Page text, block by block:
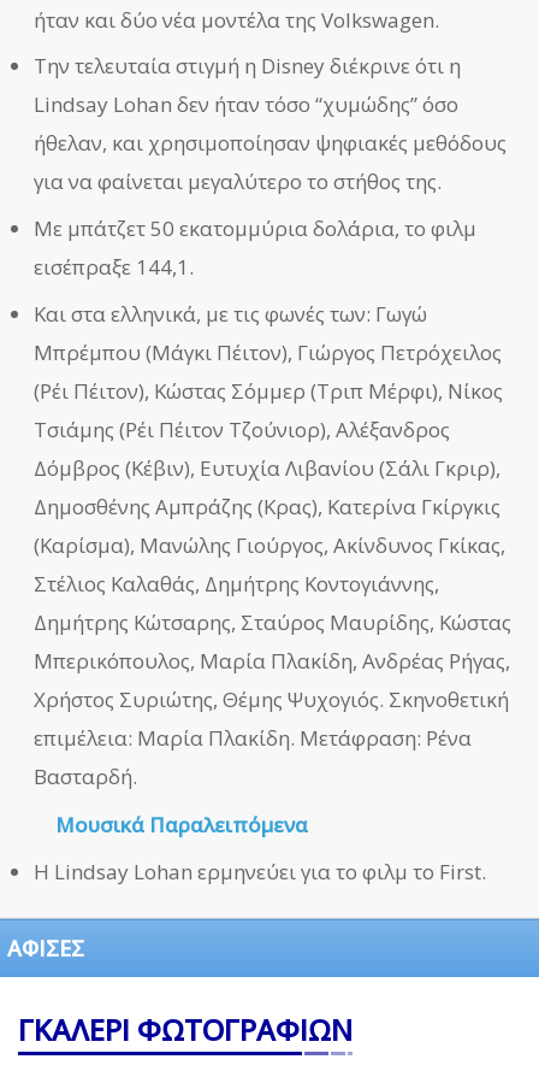
ήταν και δύο νέα μοντέλα της Volkswagen.
Την τελευταία στιγμή η Disney διέκρινε ότι η
Lindsay Lohan δεν ήταν τόσο “χυμώδης” όσο
ήθελαν, και χρησιμοποίησαν ψηφιακές μεθόδους
για να φαίνεται μεγαλύτερο το στήθος της.
Με μπάτζετ 50 εκατομμύρια δολάρια, το φιλμ
εισέπραξε 144,1.
Και στα ελληνικά, με τις φωνές των: Γωγώ
Μπρέμπου (Μάγκι Πέιτον), Γιώργος Πετρόχειλος
(Ρέι Πέιτον), Κώστας Σόμμερ (Τριπ Μέρφι), Νίκος
Τσιάμης (Ρέι Πέιτον Τζούνιορ), Αλέξανδρος
Δόμβρος (Κέβιν), Ευτυχία Λιβανίου (Σάλι Γκριρ),
Δημοσθένης Αμπράζης (Κρας), Κατερίνα Γκίργκις
(Καρίσμα), Μανώλης Γιούργος, Ακίνδυνος Γκίκας,
Στέλιος Καλαθάς, Δημήτρης Κοντογιάννης,
Δημήτρης Κώτσαρης, Σταύρος Μαυρίδης, Κώστας
Μπερικόπουλος, Μαρία Πλακίδη, Ανδρέας Ρήγας,
Χρήστος Συριώτης, Θέμης Ψυχογιός. Σκηνοθετική
επιμέλεια: Μαρία Πλακίδη. Μετάφραση: Ρένα
Βασταρδή.
Μουσικά Παραλειπόμενα
Η Lindsay Lohan ερμηνεύει για το φιλμ το First.
ΑΦΙΣΕΣ
ΓΚΑΛΕΡΙ ΦΩΤΟΓΡΑΦΙΩΝ